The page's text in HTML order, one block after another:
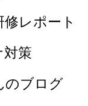
レポート
対策
のブログ